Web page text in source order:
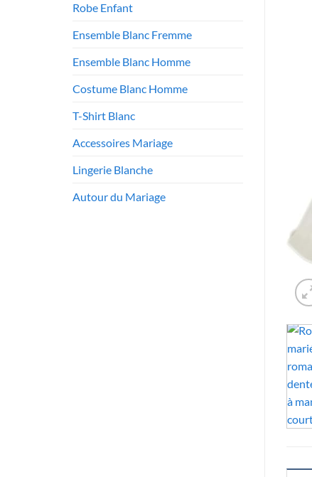
Robe Enfant
Ensemble Blanc Fremme
Ensemble Blanc Homme
Costume Blanc Homme
T-Shirt Blanc
Accessoires Mariage
Lingerie Blanche
Autour du Mariage